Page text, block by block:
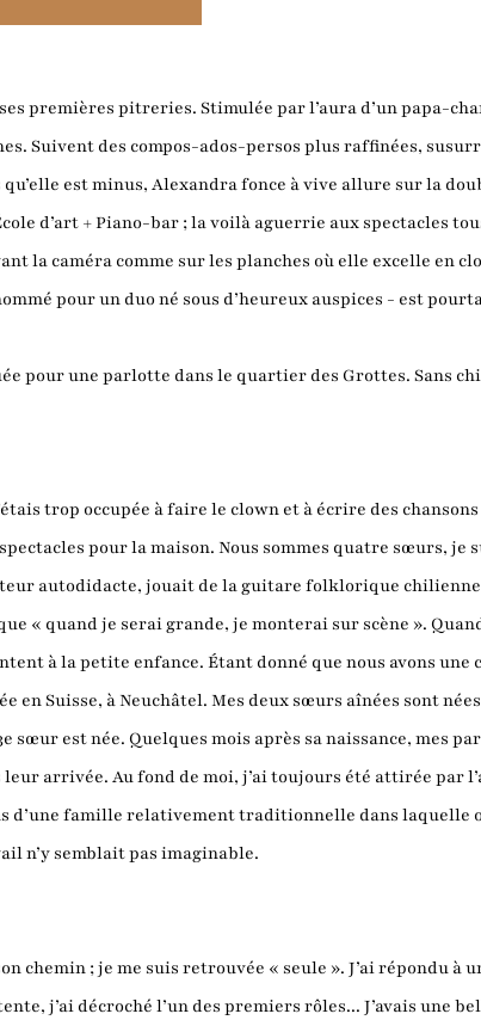
premières pitreries. Stimulée par l’aura d’un papa-
Suivent des compos-ados-persos plus raffinées,
est minus, Alexandra fonce à vive allure sur la
d’art + Piano-bar ; la voilà aguerrie aux spectacles
la caméra comme sur les planches où elle excelle en
pour un duo né sous d’heureux auspices - est
pour une parlotte dans le quartier des Grottes. Sans
trop occupée à faire le clown et à écrire des
pour la maison. Nous sommes quatre sœurs,
autodidacte, jouait de la guitare folklorique chilienne.
« quand je serai grande, je monterai sur scène ».
à la petite enfance. Étant donné que nous avons une
en Suisse, à Neuchâtel. Mes deux sœurs aînées sont
sœur est née. Quelques mois après sa naissance, mes
leur arrivée. Au fond de moi, j’ai toujours été attirée par
d’une famille relativement traditionnelle dans laquelle
n’y semblait pas imaginable.
; je me suis retrouvée « seule ». J’ai répondu à
j’ai décroché l’un des premiers rôles... J’avais une